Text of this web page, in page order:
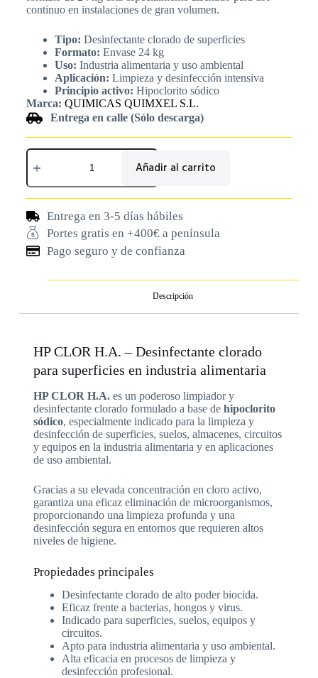
continuo en instalaciones de gran volumen.
Tipo: Desinfectante clorado de superficies
Formato: Envase 24 kg
Uso: Industria alimentaria y uso ambiental
Aplicación: Limpieza y desinfección intensiva
Principio activo: Hipoclorito sódico
Marca: QUIMICAS QUIMXEL S.L.
Entrega en calle (Sólo descarga)
Añadir al carrito
Entrega en 3-5 días hábiles
Portes gratis en +400€ a península
Pago seguro y de confianza
Descripción
HP CLOR H.A. – Desinfectante clorado
para superficies en industria alimentaria
HP CLOR H.A.es un poderoso limpiador y
desinfectante clorado formulado a base de hipoclorito
sódico, especialmente indicado para la limpieza y
desinfección de superficies, suelos, almacenes, circuitos
y equipos en la industria alimentaria y en aplicaciones
de uso ambiental.
Gracias a su elevada concentración en cloro activo,
garantiza una eficaz eliminación de microorganismos,
proporcionando una limpieza profunda y una
desinfección segura en entornos que requieren altos
niveles de higiene.
Propiedades principales
Desinfectante clorado de alto poder biocida.
Eficaz frente a bacterias, hongos y virus.
Indicado para superficies, suelos, equipos y
circuitos.
Apto para industria alimentaria y uso ambiental.
Alta eficacia en procesos de limpieza y
desinfección profesional.